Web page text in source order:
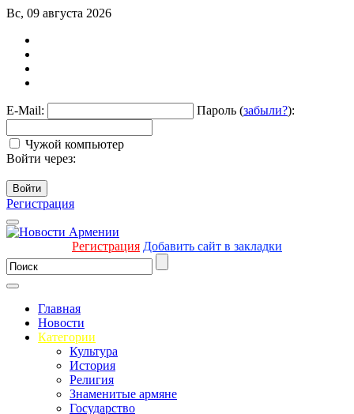
Вс, 09 августа 2026
E-Mail: Пароль (забыли?):
Чужой компьютер
Войти через:
Войти
Регистрация
Регистрация Добавить сайт в закладки
Главная
Новости
Категории
Культура
История
Религия
Знаменитые армяне
Государство